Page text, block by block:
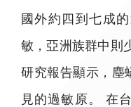
國外約四到七成
敏，亞洲族群中則
研究報告顯示，塵
見的過敏原。 在